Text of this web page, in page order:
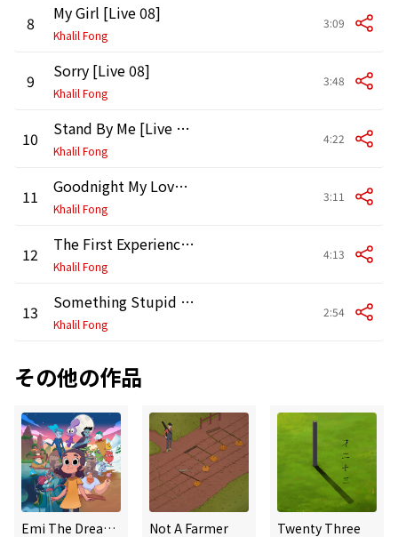
8 My Girl [Live 08]
Khalil Fong
3:09
9 Sorry [Live 08]
Khalil Fong
3:48
10 Stand By Me [Live 08]
Khalil Fong
4:22
11 Goodnight My Love [Live 08]
Khalil Fong
3:11
12 The First Experience of Love (feat. Endy Chow) [Live 2008]
Khalil Fong
4:13
13 Something Stupid (feat. Fiona Sit) [Live 2008]
Khalil Fong
2:54
その他の作品
Emi The Dreamer Catcher Graphic Novels 1-6 Mini Album
Not A Farmer
Twenty Three